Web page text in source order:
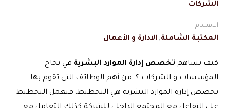
الشركات
الاقسام
المكتبة الشاملة, الادارة و الأعمال
كيف تساهم تخصص إدارة الموارد البشرية في نجاح
المؤسسات و الشركات ؟ من أهم الوظائف التي تقوم بها
تخصص إدارة الموارد البشرية هي التخطيط، فيعمل التخطيط